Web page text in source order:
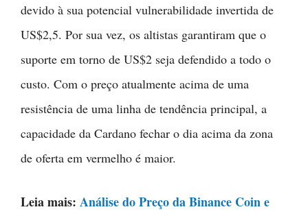
devido à sua potencial vulnerabilidade invertida de
US$2,5. Por sua vez, os altistas garantiram que o
suporte em torno de US$2 seja defendido a todo o
custo. Com o preço atualmente acima de uma
resistência de uma linha de tendência principal, a
capacidade da Cardano fechar o dia acima da zona
de oferta em vermelho é maior.
Leia mais: Análise do Preço da Binance Coin e